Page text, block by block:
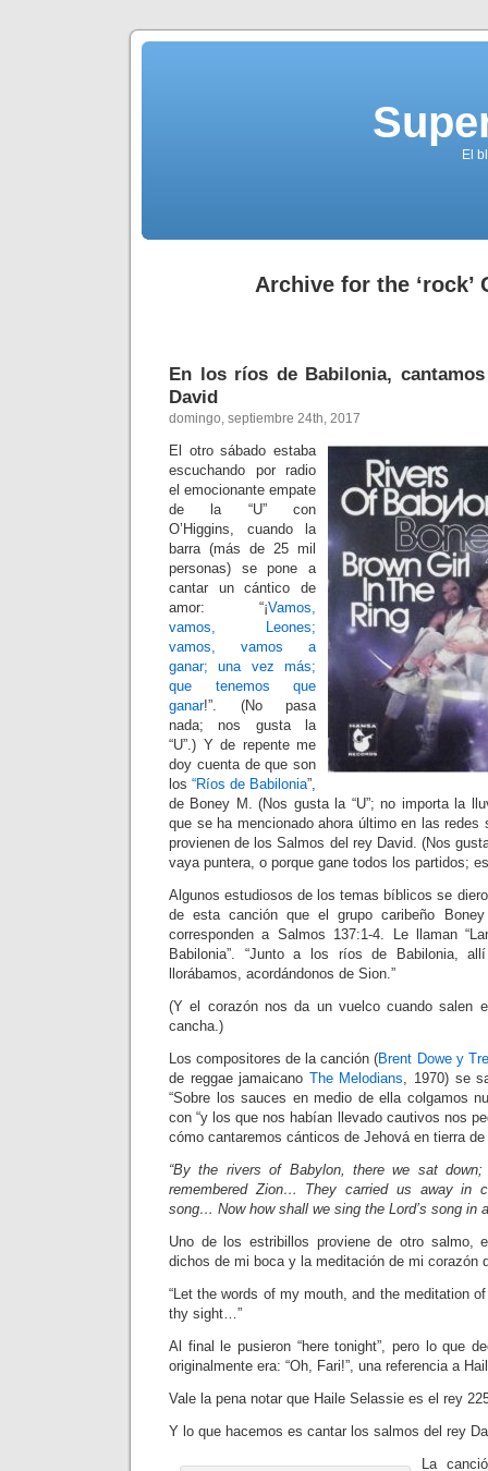
El
Archive for the ‘rock’
En los ríos de Babilonia,
David
domingo, septiembre 24th, 2017
El otro sábado estaba
escuchando por radio
el emocionante empate
de la “U” con
O’Higgins, cuando la
barra (más de 25 mil
personas) se pone a
cantar un cántico de
amor: “¡Vamos,
vamos, Leones;
vamos, vamos a
ganar; una vez más;
que tenemos que
ganar!”. (No pasa
nada; nos gusta la
“U”.) Y de repente me
doy cuenta de que son
los “Ríos de Babilonia”,
de Boney M. (Nos gusta la “U”; no importa la
que se ha mencionado ahora último en las redes
provienen de los Salmos del rey David. (Nos
vaya puntera, o porque gane todos los partidos;
Algunos estudiosos de los temas bíblicos se
de esta canción que el grupo caribeño
corresponden a Salmos 137:1-4. Le llaman
Babilonia”. “Junto a los ríos de Babilonia,
llorábamos, acordándonos de Sion.”
(Y el corazón nos da un vuelco cuando salen
cancha.)
Los compositores de la canción (Brent Dowe y
de reggae jamaicano The Melodians, 1970) se
“Sobre los sauces en medio de ella colgamos
con “y los que nos habían llevado cautivos nos
cómo cantaremos cánticos de Jehová en tierra de
“By the rivers of Babylon, there we sat
remembered Zion… They carried us away in
song… Now how shall we sing the Lord’s song in
Uno de los estribillos proviene de otro salmo,
dichos de mi boca y la meditación de mi corazón
“Let the words of my mouth, and the meditation
thy sight…”
Al final le pusieron “here tonight”, pero lo que
originalmente era: “Oh, Fari!”, una referencia a
Vale la pena notar que Haile Selassie es el rey
Y lo que hacemos es cantar los salmos del rey
La